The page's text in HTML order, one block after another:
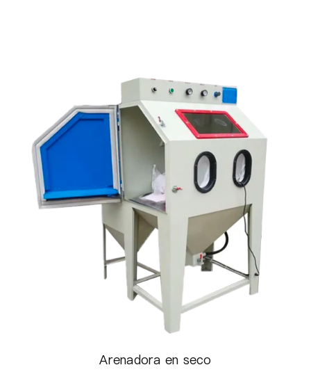
Arenadora en seco